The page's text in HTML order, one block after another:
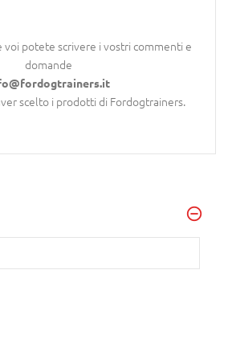
potete scrivere i vostri commenti e
domande
scelto i prodotti di Fordogtrainers.